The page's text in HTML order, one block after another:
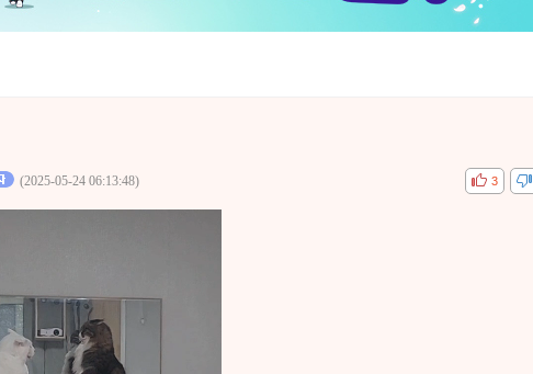
(2025-05-24 06:13:48) 비공감
3